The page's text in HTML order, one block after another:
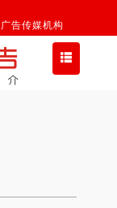
告传媒机构
切